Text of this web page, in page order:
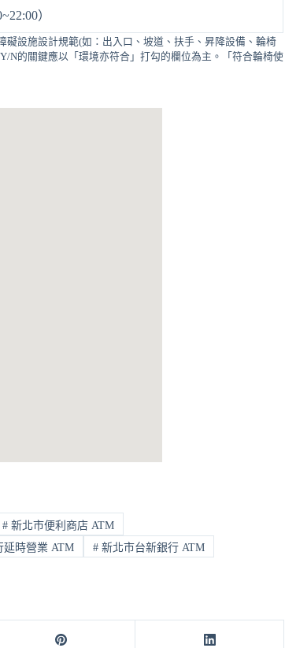
）
設施設計規範(如：出入口、坡道、扶手、昇降設備、輪椅
N的關鍵應以「環境亦符合」打勾的欄位為主。「符合輪椅使
# 新北市便利商店 ATM
時營業 ATM #新北市台新銀行 ATM